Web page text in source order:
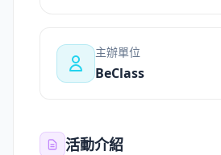
主辦單位
BeClass
活動介紹